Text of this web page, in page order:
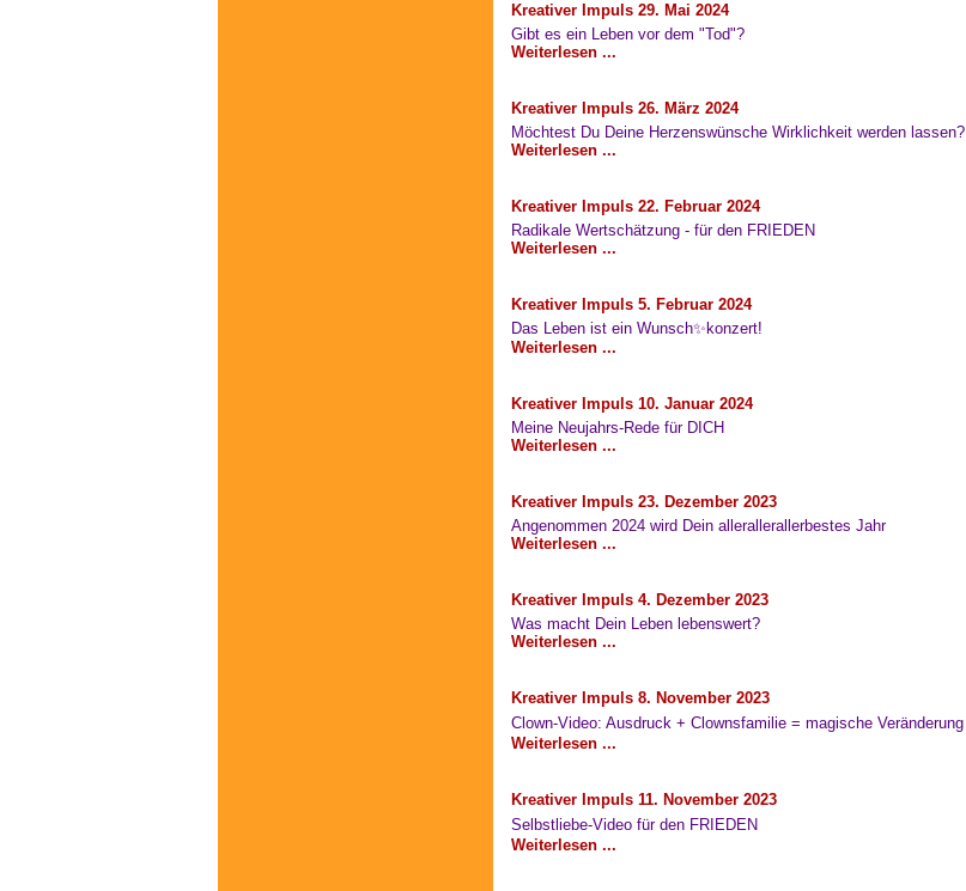
Kreativer Impuls 29. Mai 2024
Gibt es ein Leben vor dem "Tod"?
Weiterlesen ...
Kreativer Impuls 26. März 2024
Möchtest Du Deine Herzenswünsche Wirklichkeit werden lassen?
Weiterlesen ...
Kreativer Impuls 22. Februar 2024
Radikale Wertschätzung - für den FRIEDEN
Weiterlesen ...
Kreativer Impuls 5. Februar 2024
Das Leben ist ein Wunsch✨konzert!
Weiterlesen ...
Kreativer Impuls 10. Januar 2024
Meine Neujahrs-Rede für DICH
Weiterlesen ...
Kreativer Impuls 23. Dezember 2023
Angenommen 2024 wird Dein allerallerallerbestes Jahr
Weiterlesen ...
Kreativer Impuls 4. Dezember 2023
Was macht Dein Leben lebenswert?
Weiterlesen ...
Kreativer Impuls 8. November 2023
Clown-Video: Ausdruck + Clownsfamilie = magische Veränderung
Weiterlesen ...
Kreativer Impuls 11. November 2023
Selbstliebe-Video für den FRIEDEN
Weiterlesen ...